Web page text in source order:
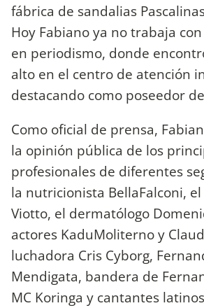
fábrica de sandalias
Hoy Fabiano ya no trabaja
en periodismo, donde
alto en el centro de atención
destacando como poseedor
Como oficial de prensa,
la opinión pública de los
profesionales de diferentes
la nutricionista BellaFalconi,
Viotto, el dermatólogo
actores KaduMoliterno y
luchadora Cris Cyborg,
Mendigata, bandera de
MC Koringa y cantantes